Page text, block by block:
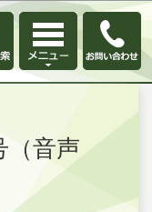
動
（音声